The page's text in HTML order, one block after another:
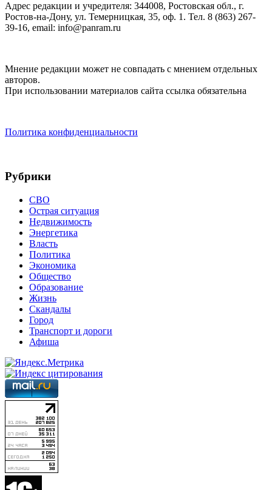
Адрес редакции и учредителя: 344008, Ростовская обл., г.
Ростов-на-Дону, ул. Темерницкая, 35, оф. 1. Тел. 8 (863) 267-
39-16, email: info@panram.ru
Мнение редакции может не совпадать с мнением отдельных
авторов.
При использовании материалов сайта ссылка обязательна
Политика конфиденциальности
Рубрики
СВО
Острая ситуация
Недвижимость
Энергетика
Власть
Политика
Экономика
Общество
Образование
Жизнь
Скандалы
Город
Транспорт и дороги
Афиша